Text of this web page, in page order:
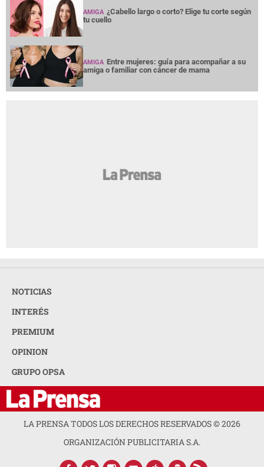
AMIGA ¿Cabello largo o corto? Elige tu corte según
tu cuello
AMIGA Entre mujeres: guía para acompañar a su
amiga o familiar con cáncer de mama
NOTICIAS
INTERÉS
PREMIUM
OPINION
GRUPO OPSA
LA PRENSA TODOS LOS DERECHOS RESERVADOS ©2026
ORGANIZACIÓN PUBLICITARIA S.A.